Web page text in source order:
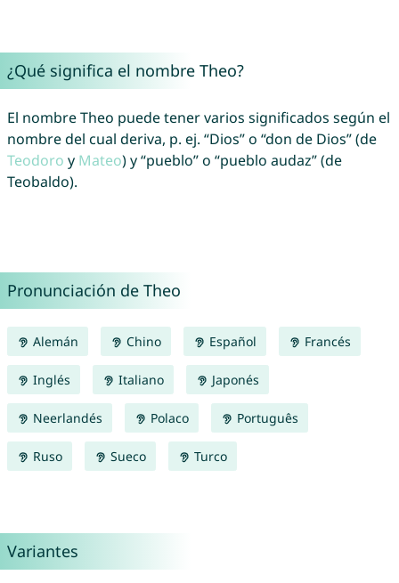
¿Qué significa el nombre Theo?
El nombre Theo puede tener varios significados según el
nombre del cual deriva, p. ej. “Dios” o “don de Dios” (de
Teodoro y Mateo) y “pueblo” o “pueblo audaz” (de
Teobaldo).
Pronunciación de Theo
Alemán Chino Español Francés
Inglés Italiano Japonés
Neerlandés Polaco Português
Ruso Sueco Turco
Variantes